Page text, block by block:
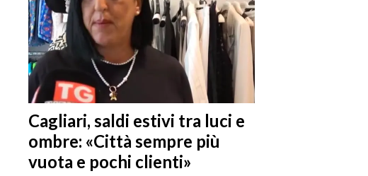
Cagliari, saldi estivi tra luci e
ombre: «Città sempre più
vuota e pochi clienti»